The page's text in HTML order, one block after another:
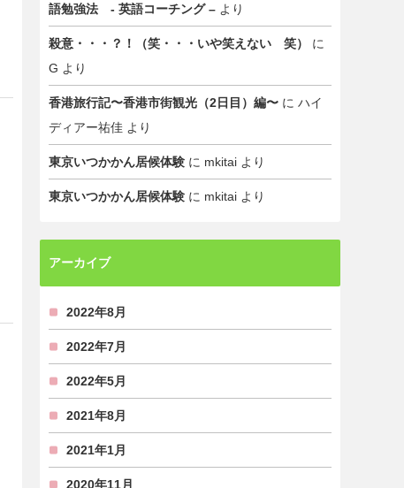
語勉強法 - 英語コーチング – より
殺意・・・？！（笑・・・いや笑えない 笑）
に
G より
香港旅行記〜香港市街観光（2日目）編〜 に ハイ
ディアー祐佳 より
東京いつかかん居候体験 に mkitai より
東京いつかかん居候体験 に mkitai より
アーカイブ
2022年8月
2022年7月
2022年5月
2021年8月
2021年1月
2020年11月